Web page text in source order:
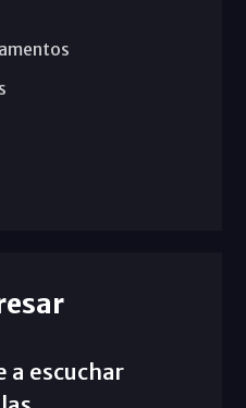
a escuchar